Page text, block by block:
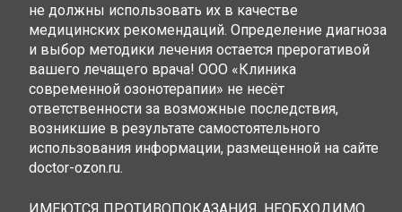
не должны использовать их в качестве
медицинских рекомендаций. Определение диагноза
и выбор методики лечения остается прерогативой
вашего лечащего врача! ООО «Клиника
современной озонотерапии» не несёт
ответственности за возможные последствия,
возникшие в результате самостоятельного
использования информации, размещенной на сайте
doctor-ozon.ru.